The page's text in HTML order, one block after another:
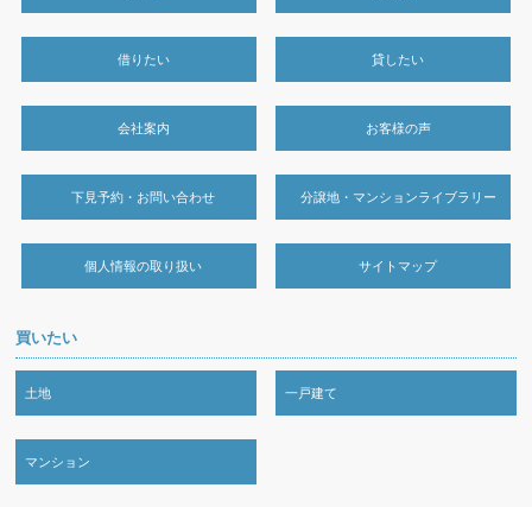
借りたい 貸したい
会社案内 お客様の声
下見予約・お問い合わせ 分譲地・マンションライブラリー
個人情報の取り扱い サイトマップ
買いたい
土地 一戸建て
マンション